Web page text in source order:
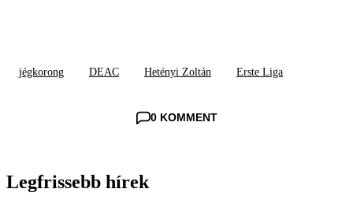
jégkorong DEAC Hetényi Zoltán Erste Liga
0 KOMMENT
Legfrissebb hírek